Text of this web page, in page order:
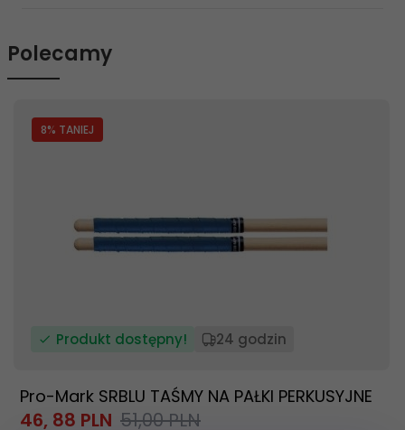
Polecamy
8% TANIEJ
Produkt dostępny! 24 godzin
Pro-Mark SRBLU TAŚMY NA PAŁKI PERKUSYJNE
46, 88 PLN 51,00 PLN